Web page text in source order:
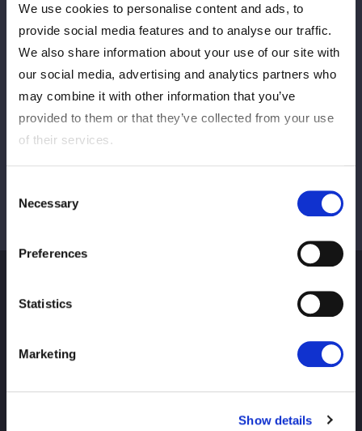
We use cookies to personalise content and ads, to
provide social media features and to analyse our traffic.
We also share information about your use of our site with
our social media, advertising and analytics partners who
may combine it with other information that you’ve
provided to them or that they’ve collected from your use
of their services.
Selection
Necessary
Preferences
Statistics
Marketing
Show details
PREV NEXT
VIEW ALL